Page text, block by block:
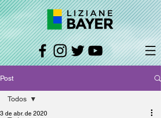
Post
Todos
3 de abr. de 2020